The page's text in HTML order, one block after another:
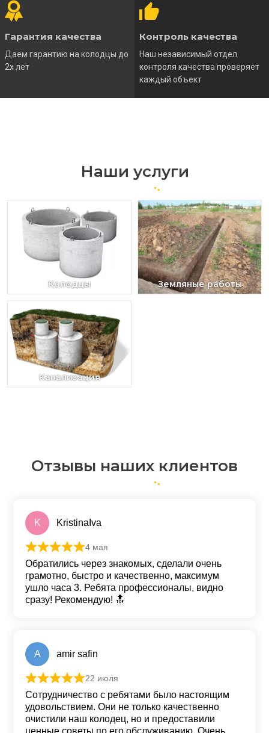
Гарантия качества
Даем гарантию на колодцы до
2х лет
Контроль качества
Наш независимый отдел
контроля качества проверяет
каждый объект
Наши услуги
Колодцы Земляные работы
Канализация
Отзывы наших клиентов
K KristinaIva
Оценка
4 мая
Обратились через знакомых, сделали очень
грамотно, быстро и качественно, максимум
ушло часа 3. Ребята профессионалы, видно
сразу! Рекомендую! 🔝
A amir safin
Оценка
22 июля
Сотрудничество с ребятами было настоящим
удовольствием. Они не только качественно
очистили наш колодец, но и предоставили